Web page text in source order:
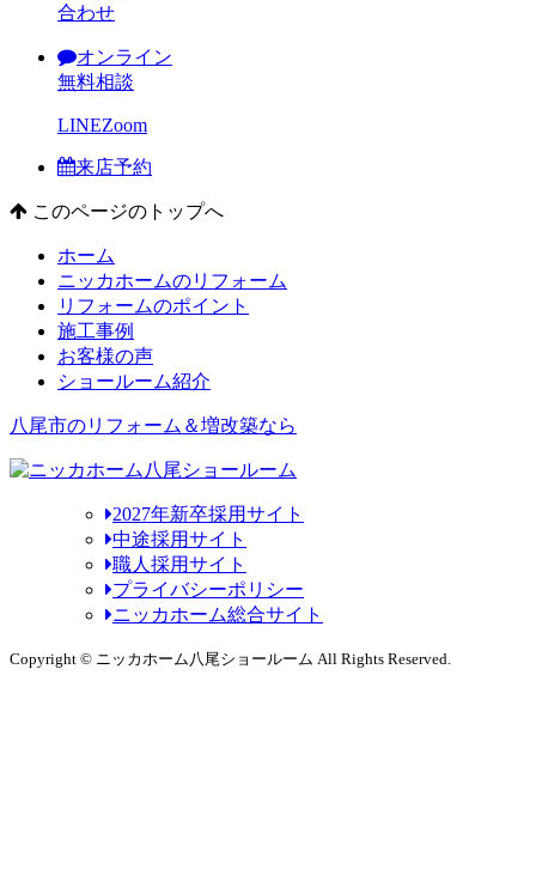
合わせ
オンライン
無料相談
LINEZoom
来店予約
このページのトップへ
ホーム
ニッカホームのリフォーム
リフォームのポイント
施工事例
お客様の声
ショールーム紹介
八尾市のリフォーム＆増改築なら
2027年新卒採用サイト
中途採用サイト
職人採用サイト
プライバシーポリシー
ニッカホーム総合サイト
Copyright © ニッカホーム八尾ショールーム All Rights Reserved.